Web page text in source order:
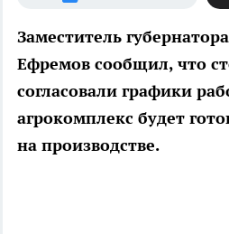
Заместитель
Ефремов сообщил, что
согласовали графики
агрокомплекс будет
на производстве.